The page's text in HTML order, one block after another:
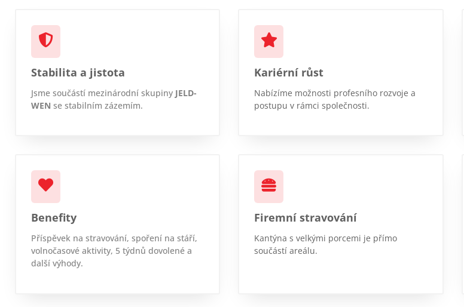
Stabilita a jistota
Jsme součástí mezinárodní skupiny JELD-
WEN se stabilním zázemím.
Kariérní růst
Nabízíme možnosti profesního rozvoje a
postupu v rámci společnosti.
Benefity
Příspěvek na stravování, spoření na stáří,
volnočasové aktivity, 5 týdnů dovolené a
další výhody.
Firemní stravování
Kantýna s velkými porcemi je přímo
součástí areálu.